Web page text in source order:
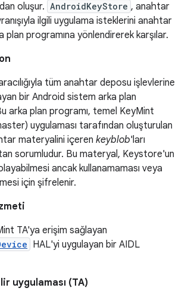
oluşur. AndroidKeyStore , anahtar
ilgili uygulama isteklerini anahtar
plan programına yönlendirerek karşılar.
tüm anahtar deposu işlevlerine
bir Android sistem arka plan
arka plan programı, temel KeyMint
uygulaması tarafından oluşturulan
materyalini içeren keyblob'ları
sorumludur. Bu materyal, Keystore'un
ancak kullanamaması veya
için şifrelenir.
TA'ya erişim sağlayan
HAL'yi uygulayan bir AIDL
uygulaması (TA)